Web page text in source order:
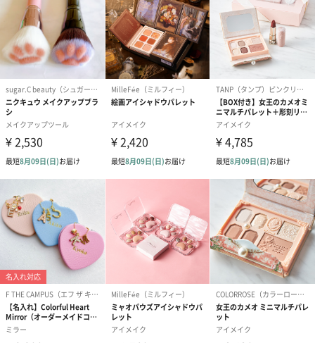
備考
オイルなどの成分を含む商品は、航空危険物に含まれ
るため航空機に搭載することができません。そのため
離島などの航空便を使用する地域にお住まいのかたへ
お届けの場合は、船便に変更するため1週間前後お届け
が遅くなる可能性がございます。
商品オプション情報
お届けボックスオプション
配送用のダンボールを装飾いたします。お相手のご住所に直接お
送りする際に人気のオプションです。お相手に直接手渡しする場
合は、紙袋との併用もおすすめです。